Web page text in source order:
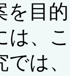
を目
は、
では